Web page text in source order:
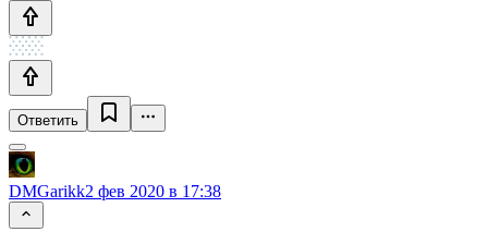
Ответить
DMGarikk2 фев 2020 в 17:38